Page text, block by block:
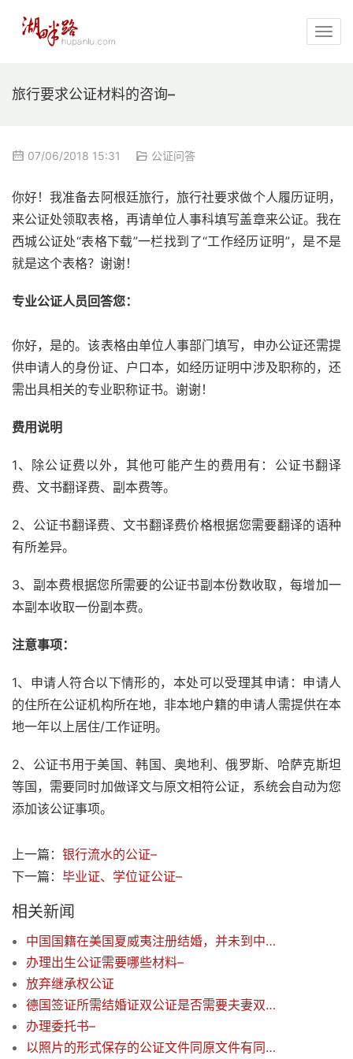
旅行要求公证材料的咨询–
07/06/2018 15:31 公证问答
你好！我准备去阿根廷旅行，旅行社要求做个人履历证明，
来公证处领取表格，再请单位人事科填写盖章来公证。我在
西城公证处“表格下载”一栏找到了“工作经历证明”，是不是
就是这个表格？谢谢！
专业公证人员回答您：
你好，是的。该表格由单位人事部门填写，申办公证还需提
供申请人的身份证、户口本，如经历证明中涉及职称的，还
需出具相关的专业职称证书。谢谢！
费用说明
1、除公证费以外，其他可能产生的费用有：公证书翻译
费、文书翻译费、副本费等。
2、公证书翻译费、文书翻译费价格根据您需要翻译的语种
有所差异。
3、副本费根据您所需要的公证书副本份数收取，每增加一
本副本收取一份副本费。
注意事项：
1、申请人符合以下情形的，本处可以受理其申请：申请人
的住所在公证机构所在地，非本地户籍的申请人需提供在本
地一年以上居住/工作证明。
2、公证书用于美国、韩国、奥地利、俄罗斯、哈萨克斯坦
等国，需要同时加做译文与原文相符公证，系统会自动为您
添加该公证事项。
上一篇： 银行流水的公证–
下一篇： 毕业证、学位证公证–
相关新闻
中国国籍在美国夏威夷注册结婚，并未到中国使馆公证的情况下，一方打算离婚，请问怎么处理？
办理出生公证需要哪些材料–
放弃继承权公证
德国签证所需结婚证双公证是否需要夫妻双方到现场，如一方不能到，需要什么手续？–
办理委托书–
以照片的形式保存的公证文件同原文件有同样效力吗？以现有技术能识别照片上签名，指纹吗？